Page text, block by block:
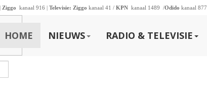
Ziggo kanaal 916 | Televisie: Ziggo kanaal 41 / KPN kanaal 1489 /Odido kanaal 877
HOME NIEUWS RADIO & TELEVISIE